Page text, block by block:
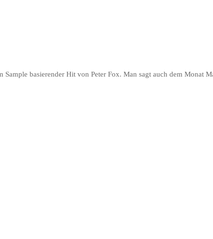
basierender Hit von Peter Fox. Man sagt auch dem Monat